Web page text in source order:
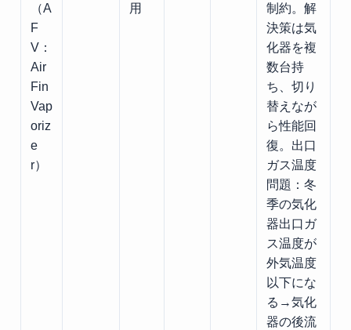
（A
F
V：
Air
Fin
Vap
oriz
e
r）
用
制約。解
決策は気
化器を複
数台持
ち、切り
替えなが
ら性能回
復。出口
ガス温度
問題：冬
季の気化
器出口ガ
ス温度が
外気温度
以下にな
る→気化
器の後流